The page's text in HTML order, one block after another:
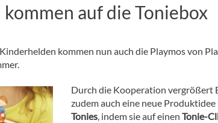
kommen auf die Toniebox
kommen nun auch die Playmos von
Durch die Kooperation vergrößert
zudem auch eine neue Produktidee
Tonies, indem sie auf einen Tonie-